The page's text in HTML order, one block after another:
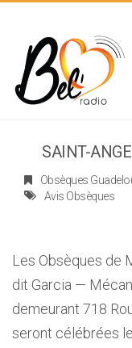
SAINT-
Obsèques
Avis Obsèques
Les Obsèques de
dit Garcia —
demeurant 718
seront célébrées